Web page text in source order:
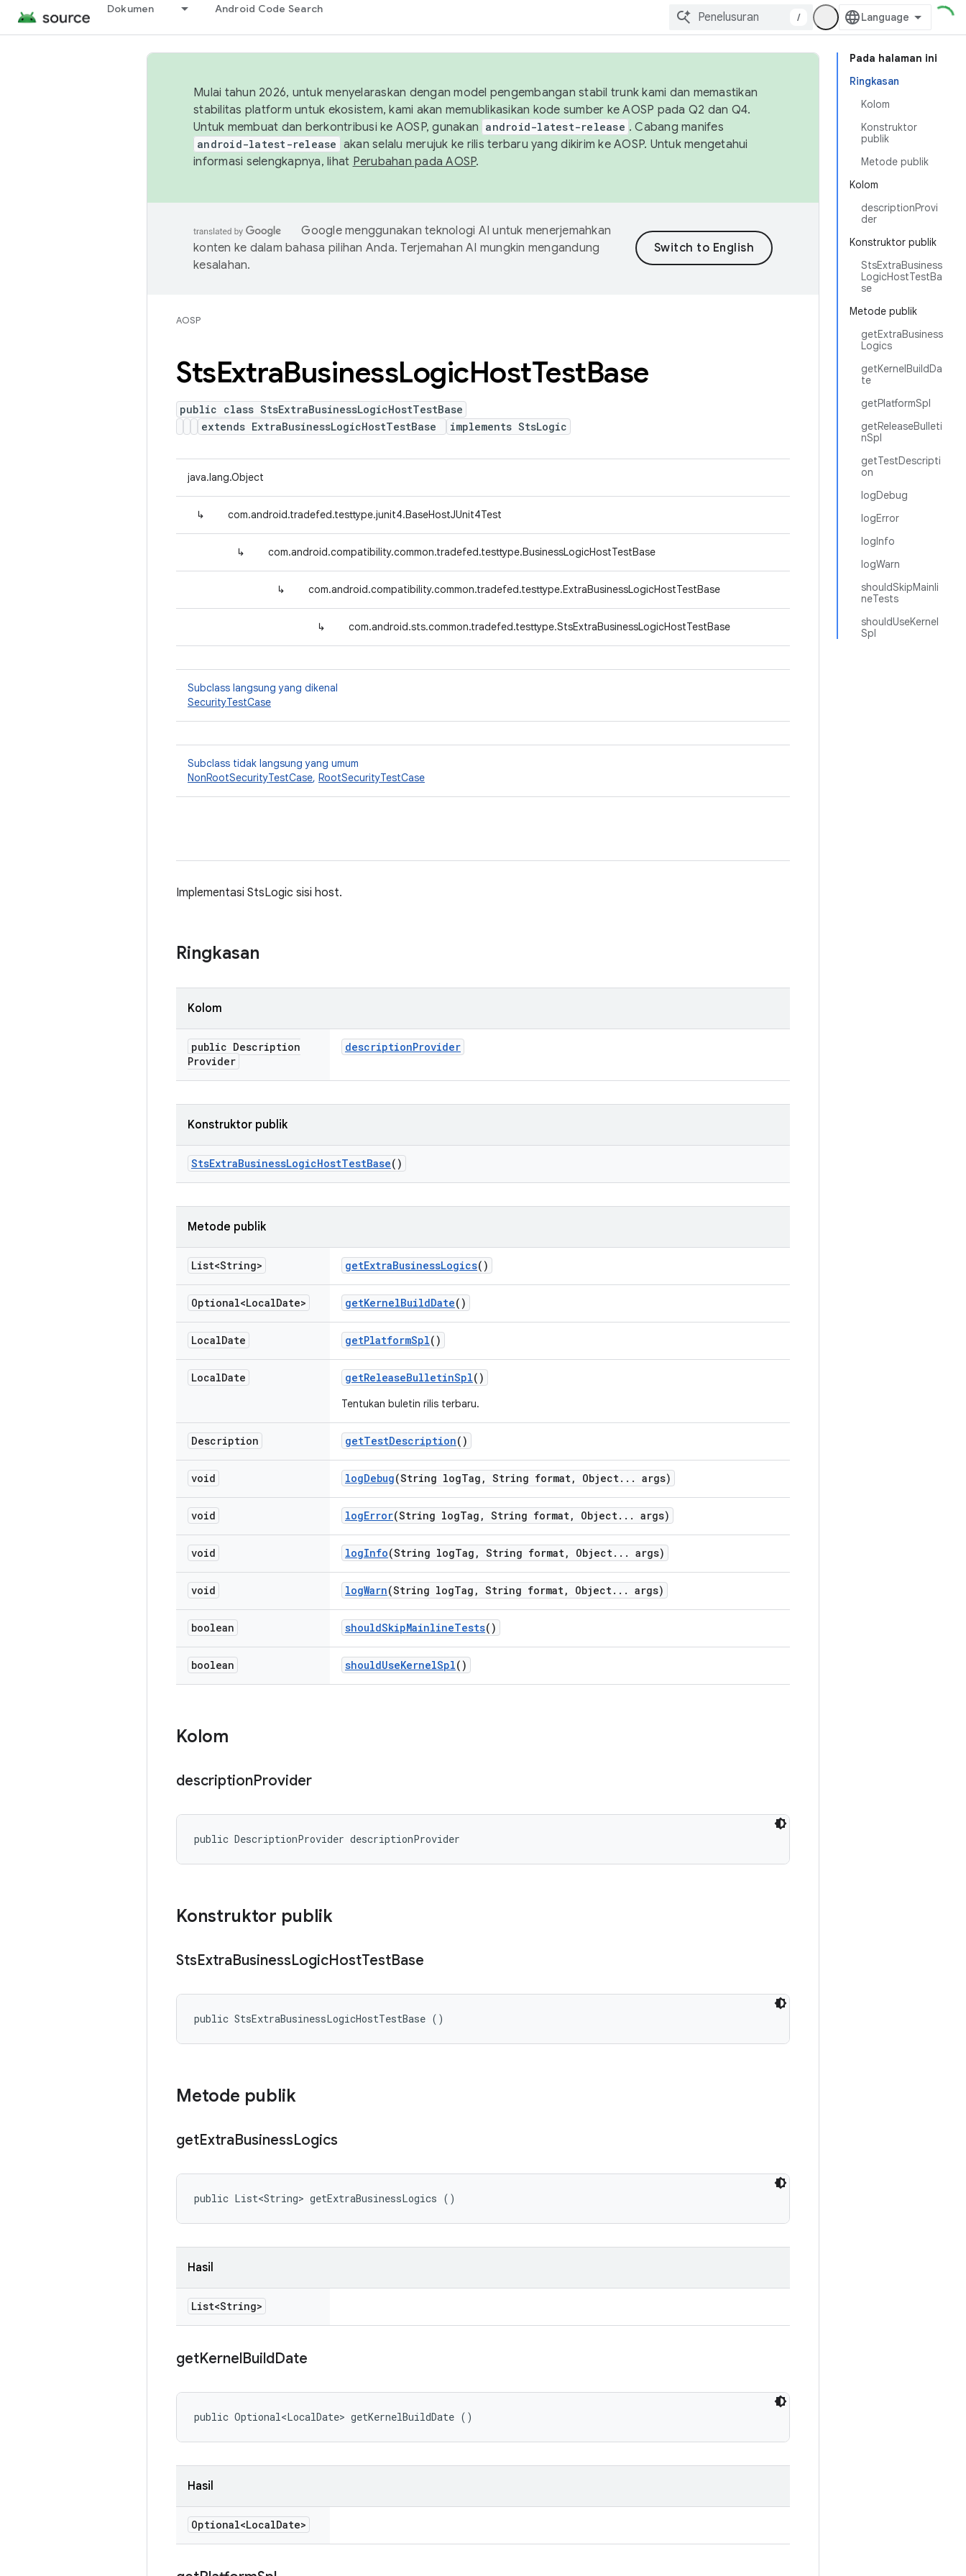
Dokumen Android Code Search
/
Pada halaman ini
Ringkasan
Kolom
Konstruktor
publik
Metode publik
Kolom
descriptionProvi
der
Konstruktor publik
StsExtraBusiness
LogicHostTestBa
se
Metode publik
getExtraBusiness
Logics
getKernelBuildDa
te
getPlatformSpl
getReleaseBulleti
nSpl
getTestDescripti
on
logDebug
logError
logInfo
logWarn
shouldSkipMainli
neTests
shouldUseKernel
Spl
Mulai tahun 2026, untuk menyelaraskan dengan model pengembangan stabil trunk kami dan memastikan
stabilitas platform untuk ekosistem, kami akan memublikasikan kode sumber ke AOSP pada Q2 dan Q4.
Untuk membuat dan berkontribusi ke AOSP, gunakan android-latest-release . Cabang manifes
android-latest-release akan selalu merujuk ke rilis terbaru yang dikirim ke AOSP. Untuk mengetahui
informasi selengkapnya, lihat Perubahan pada AOSP.
Google menggunakan teknologi AI untuk menerjemahkan
konten ke dalam bahasa pilihan Anda. Terjemahan AI mungkin mengandung
kesalahan.
AOSP
StsExtraBusinessLogicHostTestBase
public class StsExtraBusinessLogicHostTestBase
extends ExtraBusinessLogicHostTestBase
implements StsLogic
java.lang.Object
↳ com.android.tradefed.testtype.junit4.BaseHostJUnit4Test
↳ com.android.compatibility.common.tradefed.testtype.BusinessLogicHostTestBase
↳ com.android.compatibility.common.tradefed.testtype.ExtraBusinessLogicHostTestBase
↳ com.android.sts.common.tradefed.testtype.StsExtraBusinessLogicHostTestBase
Subclass langsung yang dikenal
SecurityTestCase
Subclass tidak langsung yang umum
NonRootSecurityTestCase, RootSecurityTestCase
Implementasi StsLogic sisi host.
Ringkasan
Kolom
public Description
Provider
descriptionProvider
Konstruktor publik
StsExtraBusinessLogicHostTestBase()
Metode publik
List<String> getExtraBusinessLogics()
Optional<LocalDate> getKernelBuildDate()
LocalDate getPlatformSpl()
LocalDate getReleaseBulletinSpl()
Tentukan buletin rilis terbaru.
Description getTestDescription()
void logDebug(String logTag , String format, Object. . . args)
void logError(String logTag , String format, Object. . . args)
void logInfo(String logTag , String format, Object. . . args)
void logWarn(String logTag , String format, Object. . . args)
boolean shouldSkipMainlineTests()
boolean shouldUseKernelSpl()
Kolom
descriptionProvider
public DescriptionProvider descriptionProvider
Konstruktor publik
StsExtraBusinessLogicHostTestBase
public StsExtraBusinessLogicHostTestBase ()
Metode publik
getExtraBusinessLogics
public List<String> getExtraBusinessLogics ()
Hasil
List<String>
getKernelBuildDate
public Optional<LocalDate> getKernelBuildDate ()
Hasil
Optional<LocalDate>